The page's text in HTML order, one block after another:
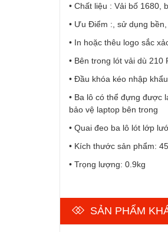
• Chất liệu : Vải bố 1680,
• Ưu Điểm :, sử dụng
• In hoặc thêu logo sắc
• Bên trong lót vải dù 210
• Đầu khóa kéo nhập
• Ba lô có thể đựng được
bảo vệ laptop bên trong
• Quai đeo ba lô lót lớp
• Kích thước sản phẩm:
• Trọng lượng: 0.9kg
SẢN PHẨM